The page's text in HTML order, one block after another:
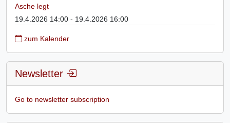
Asche legt
19.4.2026 14:00 - 19.4.2026 16:00
zum Kalender
Newsletter
Go to newsletter subscription